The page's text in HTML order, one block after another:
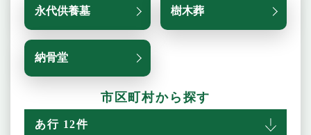
永代供養墓 樹木葬
納骨堂
市区町村から探す
あ行 12件